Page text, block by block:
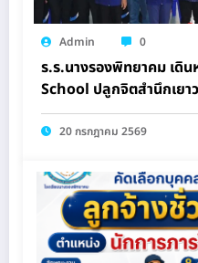
Admin 0
ร.ร.นางรองพิทยาคม เดิ
School ปลูกจิตสำนึกเย
20 กรกฎาคม 2569